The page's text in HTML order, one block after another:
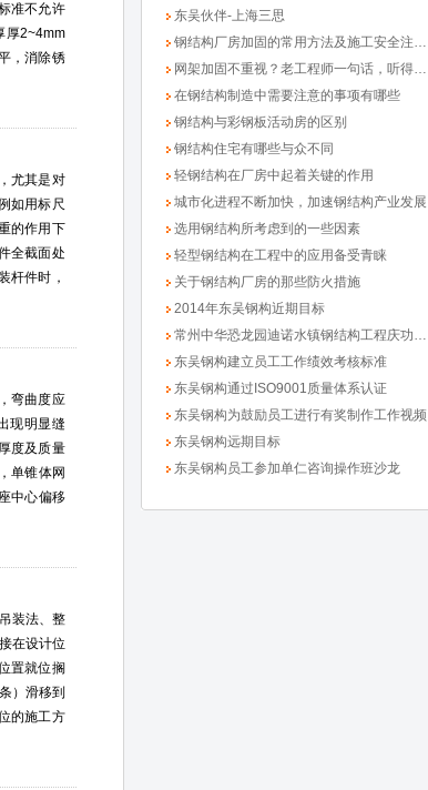
准不允许
厚2~4mm
，消除锈
尤其是对
如用标尺
的作用下
全截面处
杆件时，
弯曲度应
现明显缝
度及质量
单锥体网
中心偏移
装法、整
在设计位
置就位搁
）滑移到
的施工方
东吴伙伴-上海三思
钢结构厂房加固的常用方法及施工安全注意事项
网架加固不重视？老工程师一句话，听得我浑身冒冷汗！
在钢结构制造中需要注意的事项有哪些
钢结构与彩钢板活动房的区别
钢结构住宅有哪些与众不同
轻钢结构在厂房中起着关键的作用
城市化进程不断加快，加速钢结构产业发展
选用钢结构所考虑到的一些因素
轻型钢结构在工程中的应用备受青睐
关于钢结构厂房的那些防火措施
2014年东吴钢构近期目标
常州中华恐龙园迪诺水镇钢结构工程庆功大会
东吴钢构建立员工工作绩效考核标准
东吴钢构通过ISO9001质量体系认证
东吴钢构为鼓励员工进行有奖制作工作视频
东吴钢构远期目标
东吴钢构员工参加单仁咨询操作班沙龙